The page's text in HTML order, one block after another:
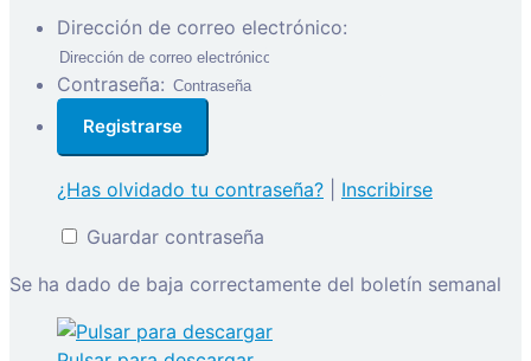
Dirección de correo electrónico:
Contraseña:
¿Has olvidado tu contraseña?
Inscribirse
Guardar contraseña
Se ha dado de baja correctamente del boletín semanal